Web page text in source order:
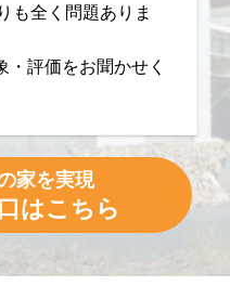
も全く問題ありま
評価をお聞かせく
家を実現
はこちら